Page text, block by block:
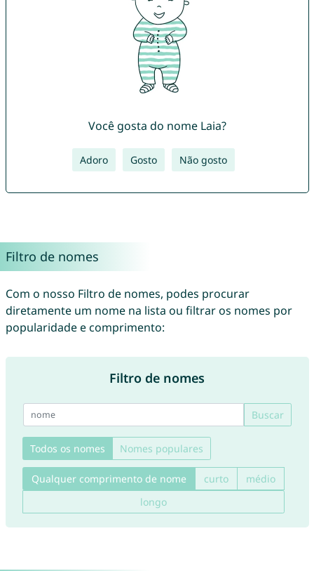
Você gosta do nome Laia?
Adoro Gosto Não gosto
Filtro de nomes
Com o nosso Filtro de nomes, podes procurar
diretamente um nome na lista ou filtrar os nomes por
popularidade e comprimento:
Filtro de nomes
Buscar
Todos os nomes Nomes populares
Qualquer comprimento de nome curto
médio
longo